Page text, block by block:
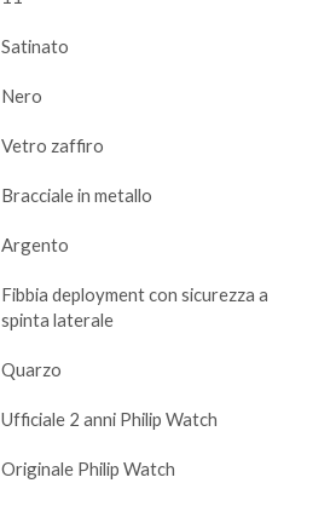
Satinato
Nero
Vetro zaffiro
Bracciale in metallo
Argento
Fibbia deployment con sicurezza a
spinta laterale
Quarzo
Ufficiale 2 anni Philip Watch
Originale Philip Watch